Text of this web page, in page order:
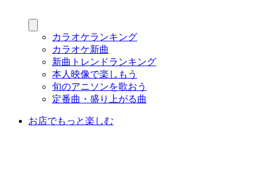
カラオケランキング
カラオケ新曲
新曲トレンドランキング
本人映像で楽しもう
旬のアニソンを歌おう
定番曲・盛り上がる曲
お店でもっと楽しむ